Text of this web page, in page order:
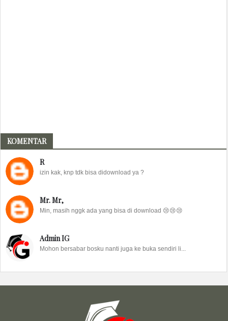
KOMENTAR
R
izin kak, knp tdk bisa didownload ya ?
Mr. Mr,
Min, masih nggk ada yang bisa di download 😢😢😢
Admin IG
Mohon bersabar bosku nanti juga ke buka sendiri li...